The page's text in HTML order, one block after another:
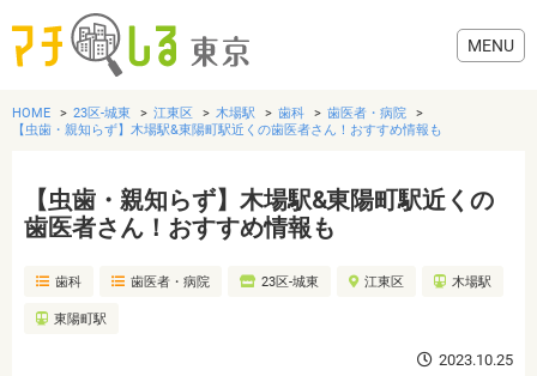
グルメ
美容・健康
HOME 23区-城東 江東区 木場駅 歯科
歯医者・病院
【虫歯・親知らず】木場駅&東陽町駅近くの歯医者さん！おすすめ情報も
【虫歯・親知らず】木場駅&東陽町駅近くの
歯医者さん！おすすめ情報も
歯科 歯医者・病院 23区-城東 江東区 木場駅
東陽町駅
2023.10.25